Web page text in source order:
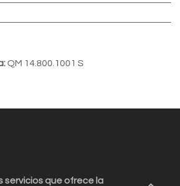
QM 14.800.1001 S
servicios que ofrece la